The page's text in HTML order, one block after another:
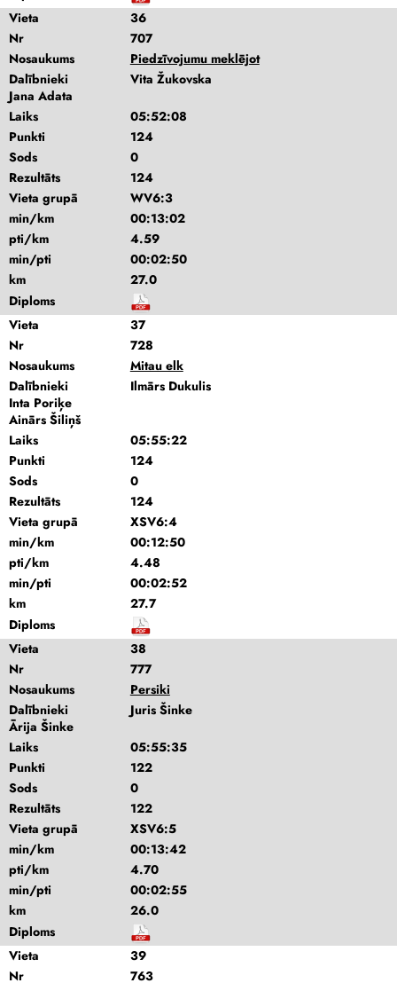
Vieta
36
Nr
707
Nosaukums
Piedzīvojumu meklējot
Dalībnieki
Vita Žukovska
Jana Adata
Laiks
05:52:08
Punkti
124
Sods
0
Rezultāts
124
Vieta grupā
WV6:3
min/km
00:13:02
pti/km
4.59
min/pti
00:02:50
km
27.0
Diploms
Vieta
37
Nr
728
Nosaukums
Mitau elk
Dalībnieki
Ilmārs Dukulis
Inta Poriķe
Ainārs Šiliņš
Laiks
05:55:22
Punkti
124
Sods
0
Rezultāts
124
Vieta grupā
XSV6:4
min/km
00:12:50
pti/km
4.48
min/pti
00:02:52
km
27.7
Diploms
Vieta
38
Nr
777
Nosaukums
Persiki
Dalībnieki
Juris Šinke
Ārija Šinke
Laiks
05:55:35
Punkti
122
Sods
0
Rezultāts
122
Vieta grupā
XSV6:5
min/km
00:13:42
pti/km
4.70
min/pti
00:02:55
km
26.0
Diploms
Vieta
39
Nr
763